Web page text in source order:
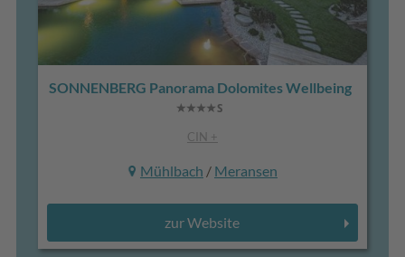
SONNENBERG Panorama Dolomites Wellbeing
CIN +
Mühlbach / Meransen
zur Website